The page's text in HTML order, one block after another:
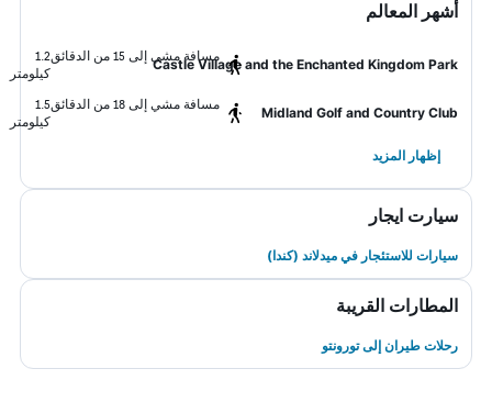
أشهر المعالم
Castle Village and the Enchanted Kingdom Park
مسافة مشي إلى 15 من الدقائق
1.2
كيلومتر
Midland Golf and Country Club
مسافة مشي إلى 18 من الدقائق
1.5
كيلومتر
إظهار المزيد
سيارت ايجار
سيارات للاستئجار في ميدلاند (كندا)
المطارات القريبة
رحلات طيران إلى تورونتو